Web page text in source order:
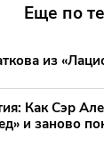
Еще по
из
Как Сэр
и заново